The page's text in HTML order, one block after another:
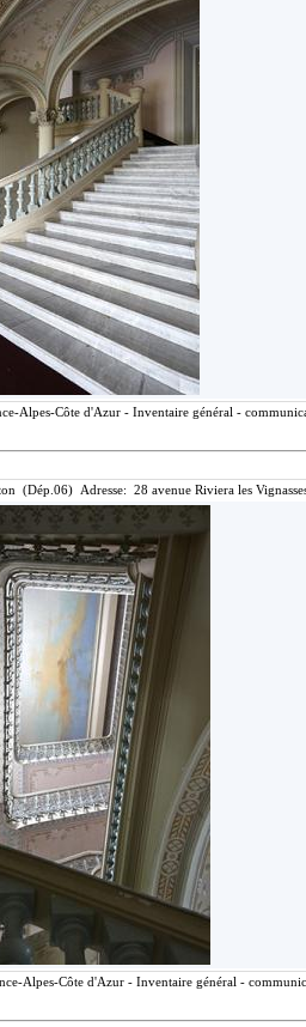
Alpes-Côte d'Azur - Inventaire général -
(Dép.06) Adresse: 28 avenue Riviera les
Alpes-Côte d'Azur - Inventaire général -